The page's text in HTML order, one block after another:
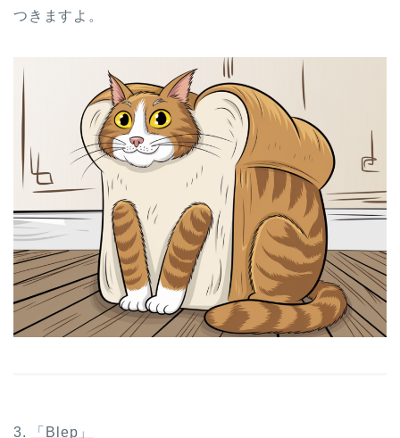
つきますよ。
3. 「Blep」